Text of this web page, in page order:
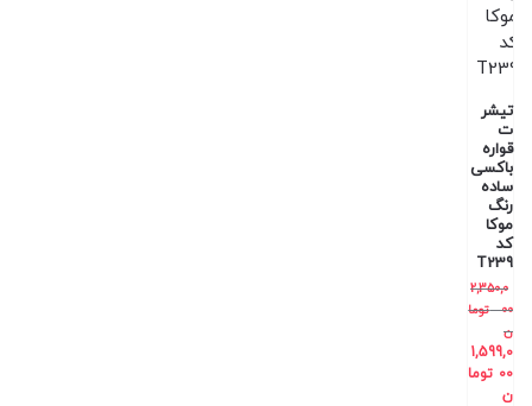
تیشر
ت
قواره
باکسی
ساده
رنگ
موکا
کد
T239
2,350,0
00
توما
ن
1,599,0
00 توما
ن